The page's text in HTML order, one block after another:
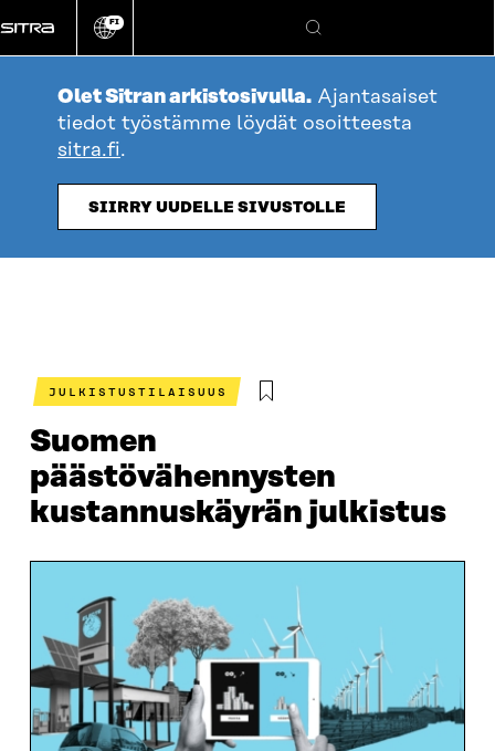
suoraan
sisältöön
Vaihda
kieli
FI
Hae
Olet Sitran arkistosivulla. Ajantasaiset
tiedot työstämme löydät osoitteesta
sitra.fi.
SIIRRY UUDELLE SIVUSTOLLE
JULKISTUSTILAISUUS
Suomen
päästövähennysten
kustannuskäyrän julkistus